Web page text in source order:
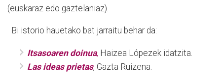
(euskaraz edo gaztelaniaz).
Bi istorio hauetako bat jarraitu behar da:
Itsasoaren doinua, Haizea Lópezek idatzita.
Las ideas prietas, Gazta Ruizena.